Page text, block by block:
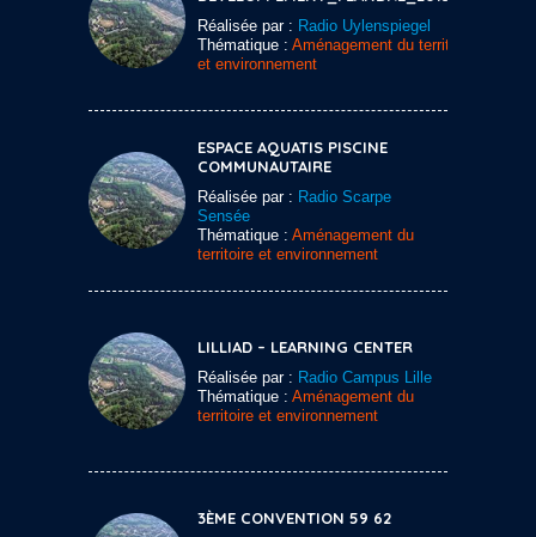
Réalisée par : Radio Uylenspiegel
Thématique : Aménagement du territoire
et environnement
ESPACE AQUATIS PISCINE
COMMUNAUTAIRE
Réalisée par : Radio Scarpe
Sensée
Thématique : Aménagement du
territoire et environnement
LILLIAD – LEARNING CENTER
Réalisée par : Radio Campus Lille
Thématique : Aménagement du
territoire et environnement
3ÈME CONVENTION 59 62